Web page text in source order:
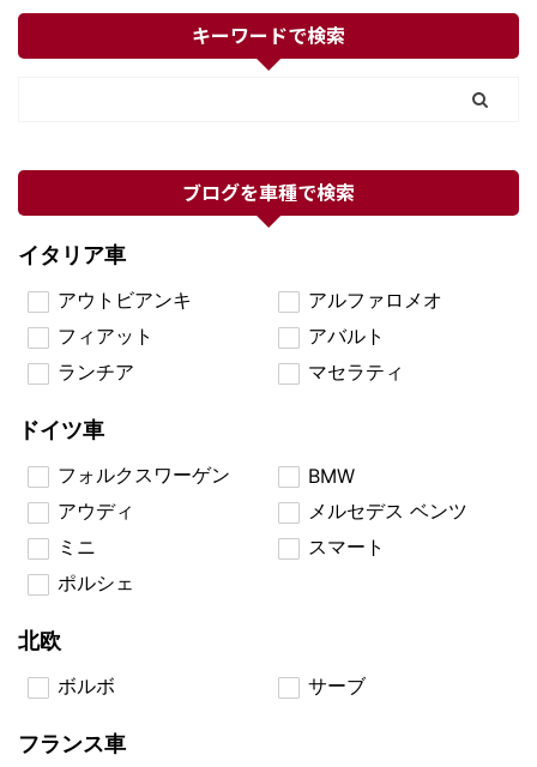
キーワードで検索
ブログを車種で検索
イタリア車
アウトビアンキ
アルファロメオ
フィアット
アバルト
ランチア
マセラティ
ドイツ車
フォルクスワーゲン
BMW
アウディ
メルセデス ベンツ
ミニ
スマート
ポルシェ
北欧
ボルボ サーブ
フランス車